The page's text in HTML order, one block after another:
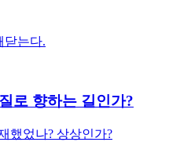
닫는다.
로 향하는 길인가?
했었나? 상상인가?